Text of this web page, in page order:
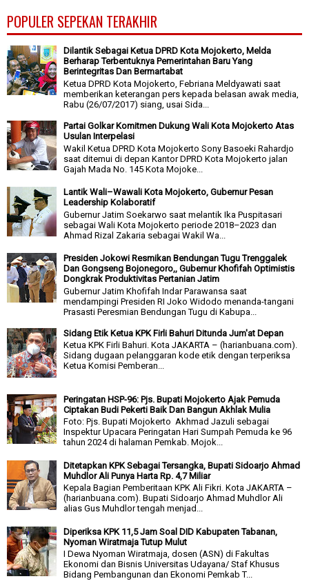
POPULER SEPEKAN TERAKHIR
Dilantik Sebagai Ketua DPRD Kota Mojokerto, Melda
Berharap Terbentuknya Pemerintahan Baru Yang
Berintegritas Dan Bermartabat
Ketua DPRD Kota Mojokerto, Febriana Meldyawati saat
memberikan keterangan pers kepada belasan awak media,
Rabu (26/07/2017) siang, usai Sida...
Partai Golkar Komitmen Dukung Wali Kota Mojokerto Atas
Usulan Interpelasi
Wakil Ketua DPRD Kota Mojokerto Sony Basoeki Rahardjo
saat ditemui di depan Kantor DPRD Kota Mojokerto jalan
Gajah Mada No. 145 Kota Mojoke...
Lantik Wali–Wawali Kota Mojokerto, Gubernur Pesan
Leadership Kolaboratif
Gubernur Jatim Soekarwo saat melantik Ika Puspitasari
sebagai Wali Kota Mojokerto periode 2018–2023 dan
Ahmad Rizal Zakaria sebagai Wakil Wa...
Presiden Jokowi Resmikan Bendungan Tugu Trenggalek
Dan Gongseng Bojonegoro,, Gubernur Khofifah Optimistis
Dongkrak Produktivitas Pertanian Jatim
Gubernur Jatim Khofifah Indar Parawansa saat
mendampingi Presiden RI Joko Widodo menanda-tangani
Prasasti Peresmian Bendungan Tugu di Kabupa...
Sidang Etik Ketua KPK Firli Bahuri Ditunda Jum'at Depan
Ketua KPK Firli Bahuri. Kota JAKARTA – (harianbuana.com).
Sidang dugaan pelanggaran kode etik dengan terperiksa
Ketua Komisi Pemberan...
Peringatan HSP-96: Pjs. Bupati Mojokerto Ajak Pemuda
Ciptakan Budi Pekerti Baik Dan Bangun Akhlak Mulia
Foto: Pjs. Bupati Mojokerto Akhmad Jazuli sebagai
Inspektur Upacara Peringatan Hari Sumpah Pemuda ke 96
tahun 2024 di halaman Pemkab. Mojok...
Ditetapkan KPK Sebagai Tersangka, Bupati Sidoarjo Ahmad
Muhdlor Ali Punya Harta Rp. 4,7 Miliar
Kepala Bagian Pemberitaan KPK Ali Fikri. Kota JAKARTA –
(harianbuana.com). Bupati Sidoarjo Ahmad Muhdlor Ali
alias Gus Muhdlor tengah menjad...
Diperiksa KPK 11,5 Jam Soal DID Kabupaten Tabanan,
Nyoman Wiratmaja Tutup Mulut
I Dewa Nyoman Wiratmaja, dosen (ASN) di Fakultas
Ekonomi dan Bisnis Universitas Udayana/ Staf Khusus
Bidang Pembangunan dan Ekonomi Pemkab T...